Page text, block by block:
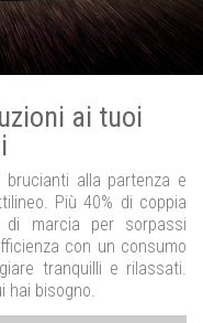
ai tuoi
brucianti alla partenza e
Più 40% di coppia
marcia per sorpassi
con un consumo
tranquilli e rilassati.
hai bisogno.